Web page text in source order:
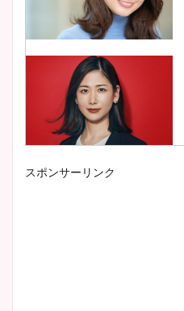
スポンサーリンク